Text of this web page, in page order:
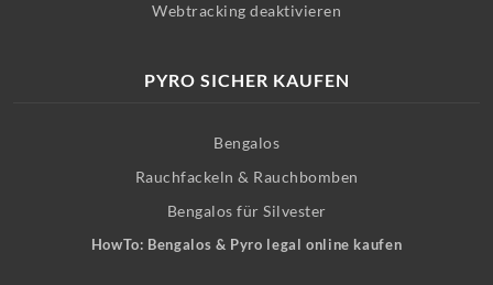
Webtracking deaktivieren
PYRO SICHER KAUFEN
Bengalos
Rauchfackeln & Rauchbomben
Bengalos für Silvester
HowTo: Bengalos & Pyro legal online kaufen